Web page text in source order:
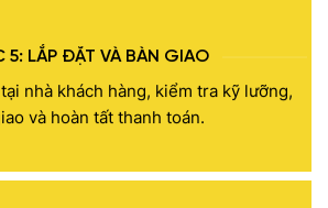
KHÁCH
cửa chống muỗi tại nhà khách hàng,
và bàn giao cho khách hàng, sau đó
5: LẮP ĐẶT VÀ BÀN GIAO
nhà khách hàng, kiểm tra kỹ lưỡng,
và hoàn tất thanh toán.